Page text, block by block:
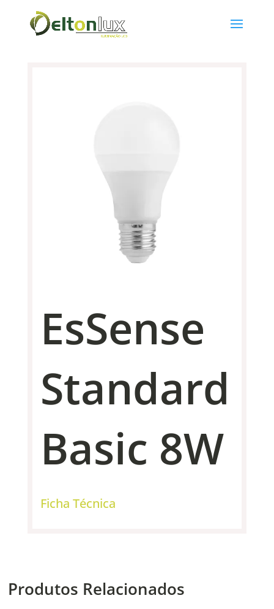
EsSense
Standard
Basic 8W
Ficha Técnica
Produtos Relacionados